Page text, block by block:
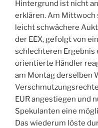
Hintergrund ist nicht
erklären. Am Mittwoch
leicht schwächere
der EEX, gefolgt von
schlechteren Ergebnis
orientierte Händler
am Montag derselben
EUR angestiegen und
Spekulanten eine
Das wiederum löste